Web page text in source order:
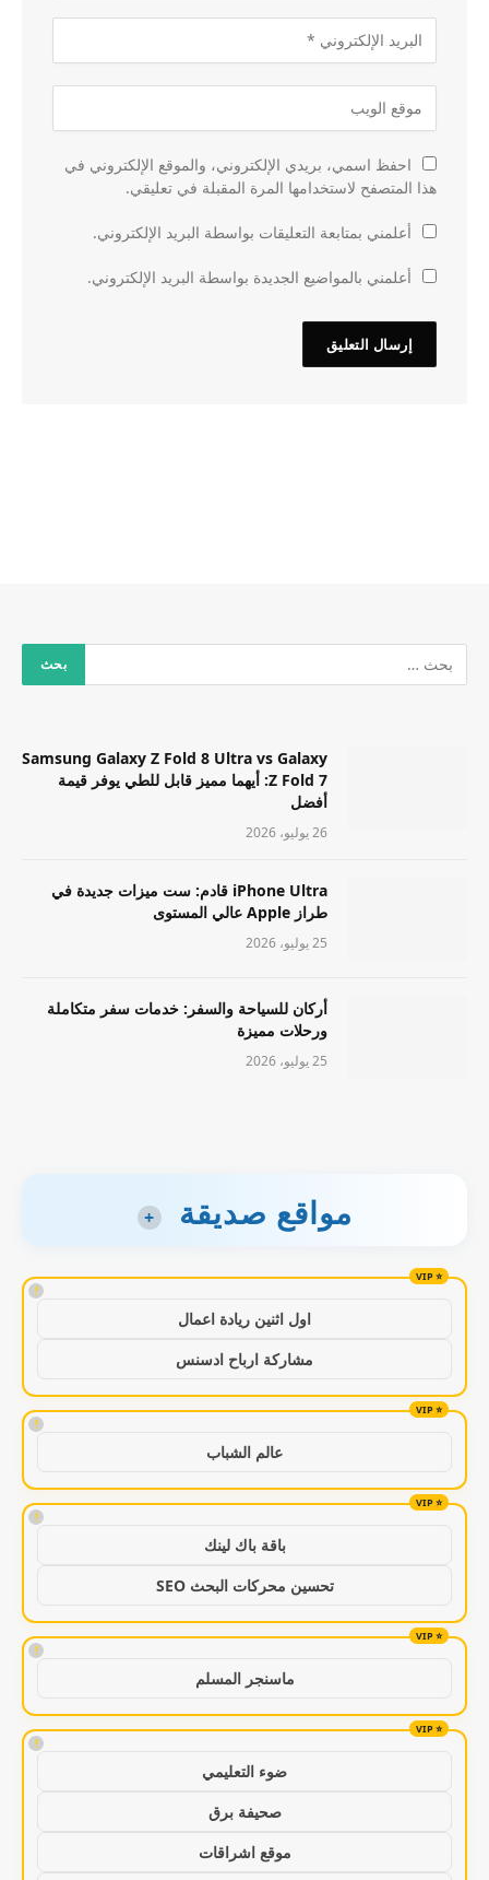
احفظ اسمي، بريدي الإلكتروني، والموقع الإلكتروني في
هذا المتصفح لاستخدامها المرة المقبلة في تعليقي.
أعلمني بمتابعة التعليقات بواسطة البريد الإلكتروني.
أعلمني بالمواضيع الجديدة بواسطة البريد الإلكتروني.
Samsung Galaxy Z Fold 8 Ultra vs Galaxy
Z Fold 7: أيهما مميز قابل للطي يوفر قيمة
أفضل
26 يوليو، 2026
iPhone Ultra قادم: ست ميزات جديدة في
طراز Apple عالي المستوى
25 يوليو، 2026
أركان للسياحة والسفر: خدمات سفر متكاملة
ورحلات مميزة
25 يوليو، 2026
مواقع صديقة +
!
اول اثنين ريادة اعمال
مشاركة ارباح ادسنس
!
عالم الشباب
!
باقة باك لينك
تحسين محركات البحث SEO
!
ماسنجر المسلم
!
ضوء التعليمي
صحيفة برق
موقع اشراقات